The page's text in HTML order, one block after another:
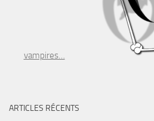
vampires…
ARTICLES RÉCENTS